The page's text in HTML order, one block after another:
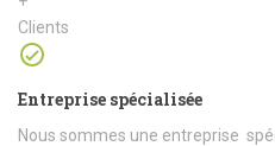
Clients
Entreprise spécialisée
Nous sommes une entreprise